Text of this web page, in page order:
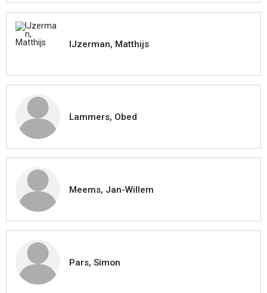
IJzerman, Matthijs
Lammers, Obed
Meems, Jan-Willem
Pars, Simon